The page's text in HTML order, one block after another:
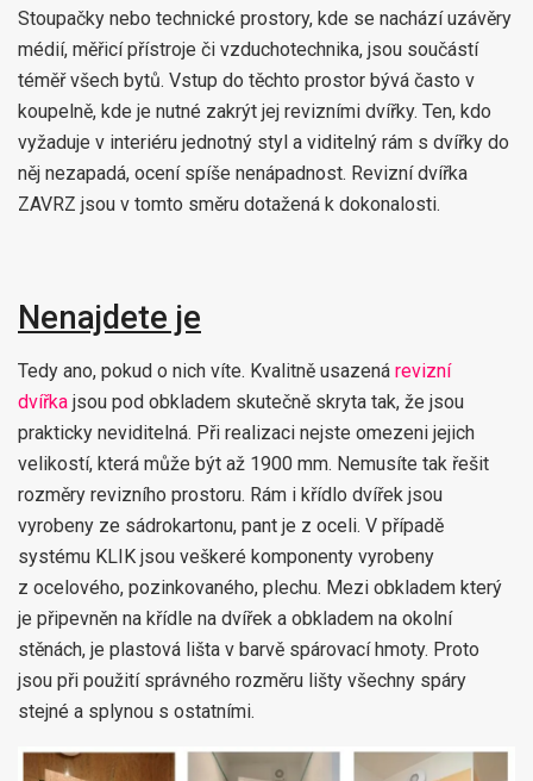
Stoupačky nebo technické prostory, kde se nachází uzávěry
médií, měřicí přístroje či vzduchotechnika, jsou součástí
téměř všech bytů. Vstup do těchto prostor bývá často v
koupelně, kde je nutné zakrýt jej revizními dvířky. Ten, kdo
vyžaduje v interiéru jednotný styl a viditelný rám s dvířky do
něj nezapadá, ocení spíše nenápadnost. Revizní dvířka
ZAVRZ jsou v tomto směru dotažená k dokonalosti.
Nenajdete je
Tedy ano, pokud o nich víte. Kvalitně usazená revizní
dvířka jsou pod obkladem skutečně skryta tak, že jsou
prakticky neviditelná. Při realizaci nejste omezeni jejich
velikostí, která může být až 1900 mm. Nemusíte tak řešit
rozměry revizního prostoru. Rám i křídlo dvířek jsou
vyrobeny ze sádrokartonu, pant je z oceli. V případě
systému KLIK jsou veškeré komponenty vyrobeny
z ocelového, pozinkovaného, plechu. Mezi obkladem který
je připevněn na křídle na dvířek a obkladem na okolní
stěnách, je plastová lišta v barvě spárovací hmoty. Proto
jsou při použití správného rozměru lišty všechny spáry
stejné a splynou s ostatními.